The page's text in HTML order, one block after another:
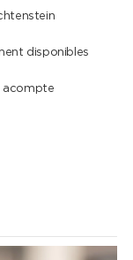
disponibles
acompte